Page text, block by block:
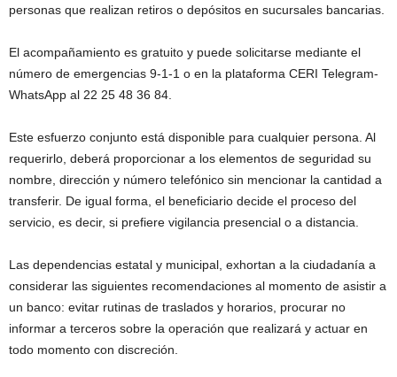
personas que realizan retiros o depósitos en sucursales bancarias.
El acompañamiento es gratuito y puede solicitarse mediante el
número de emergencias 9-1-1 o en la plataforma CERI Telegram-
WhatsApp al 22 25 48 36 84.
Este esfuerzo conjunto está disponible para cualquier persona. Al
requerirlo, deberá proporcionar a los elementos de seguridad su
nombre, dirección y número telefónico sin mencionar la cantidad a
transferir. De igual forma, el beneficiario decide el proceso del
servicio, es decir, si prefiere vigilancia presencial o a distancia.
Las dependencias estatal y municipal, exhortan a la ciudadanía a
considerar las siguientes recomendaciones al momento de asistir a
un banco: evitar rutinas de traslados y horarios, procurar no
informar a terceros sobre la operación que realizará y actuar en
todo momento con discreción.